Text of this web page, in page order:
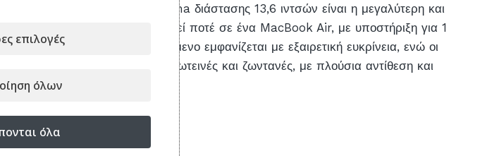
Η εκπληκτική οθόνη Liquid Retina διάστασης 13,6 ιντσών είναι η μεγαλύτερη και
φωτεινότερη που έχει τοποθετηθεί ποτέ σε ένα MacBook Air, με υποστή­ριξη για 1
δισεκατομμύριο χρώματα. Το κείμενο εμφανίζεται με εξαιρετική ευκρίνεια, ενώ οι
φωτογραφίες και οι ταινίες πιο φωτεινές και ζωντανές, με πλούσια αντίθεση και
ευκρινείς λεπτομέρειες.
επιλογές
όλων
όλα